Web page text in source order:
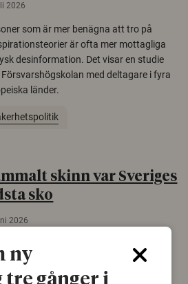
2026
som är mer benägna att tro på
är ofta mer mottagliga
desinformation. Det visar en studie
med deltagare i fyra
länder.
skinn var Sveriges
sko
2026
visar sig vara delar av en 2000 år
sko. Fyndet bär spår av romerskt
ny
gånger i